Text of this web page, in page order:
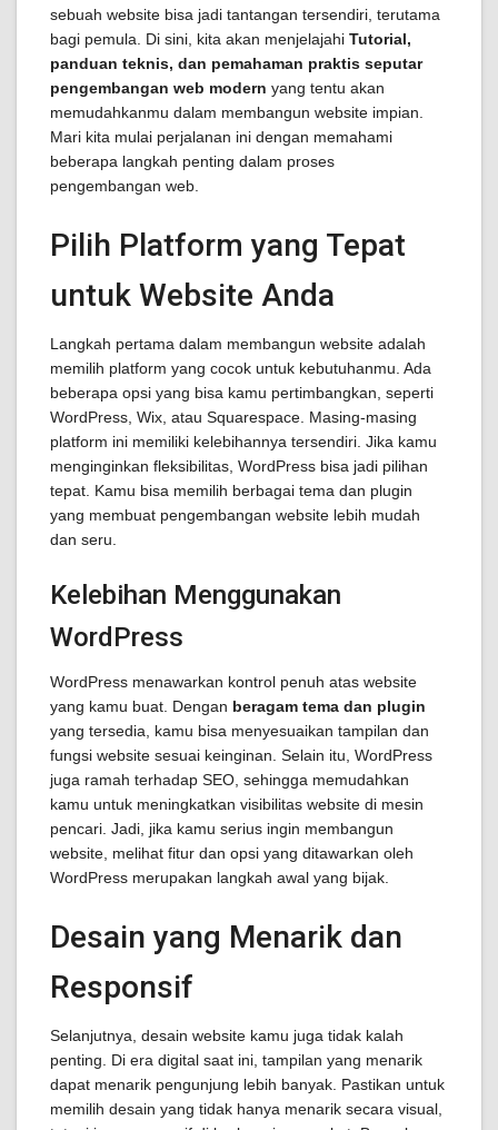
sebuah website bisa jadi tantangan tersendiri, terutama
bagi pemula. Di sini, kita akan menjelajahi Tutorial,
panduan teknis, dan pemahaman praktis seputar
pengembangan web modern yang tentu akan
memudahkanmu dalam membangun website impian.
Mari kita mulai perjalanan ini dengan memahami
beberapa langkah penting dalam proses
pengembangan web.
Pilih Platform yang Tepat
untuk Website Anda
Langkah pertama dalam membangun website adalah
memilih platform yang cocok untuk kebutuhanmu. Ada
beberapa opsi yang bisa kamu pertimbangkan, seperti
WordPress, Wix, atau Squarespace. Masing-masing
platform ini memiliki kelebihannya tersendiri. Jika kamu
menginginkan fleksibilitas, WordPress bisa jadi pilihan
tepat. Kamu bisa memilih berbagai tema dan plugin
yang membuat pengembangan website lebih mudah
dan seru.
Kelebihan Menggunakan
WordPress
WordPress menawarkan kontrol penuh atas website
yang kamu buat. Dengan beragam tema dan plugin
yang tersedia, kamu bisa menyesuaikan tampilan dan
fungsi website sesuai keinginan. Selain itu, WordPress
juga ramah terhadap SEO, sehingga memudahkan
kamu untuk meningkatkan visibilitas website di mesin
pencari. Jadi, jika kamu serius ingin membangun
website, melihat fitur dan opsi yang ditawarkan oleh
WordPress merupakan langkah awal yang bijak.
Desain yang Menarik dan
Responsif
Selanjutnya, desain website kamu juga tidak kalah
penting. Di era digital saat ini, tampilan yang menarik
dapat menarik pengunjung lebih banyak. Pastikan untuk
memilih desain yang tidak hanya menarik secara visual,